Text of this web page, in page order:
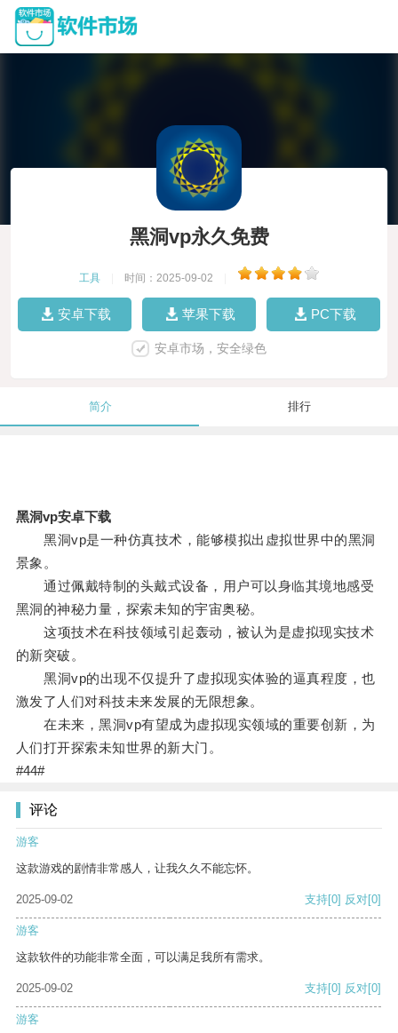
黑洞vp永久免费
工具 时间：2025-09-02
安卓下载 苹果下载 PC下载
安卓市场，安全绿色
简介 排行
黑洞vp安卓下载
黑洞vp是一种仿真技术，能够模拟出虚拟世界中的黑洞
景象。
通过佩戴特制的头戴式设备，用户可以身临其境地感受
黑洞的神秘力量，探索未知的宇宙奥秘。
这项技术在科技领域引起轰动，被认为是虚拟现实技术
的新突破。
黑洞vp的出现不仅提升了虚拟现实体验的逼真程度，也
激发了人们对科技未来发展的无限想象。
在未来，黑洞vp有望成为虚拟现实领域的重要创新，为
人们打开探索未知世界的新大门。
#44#
评论
游客
这款游戏的剧情非常感人，让我久久不能忘怀。
2025-09-02 支持[0] 反对[0]
游客
这款软件的功能非常全面，可以满足我所有需求。
2025-09-02 支持[0] 反对[0]
游客